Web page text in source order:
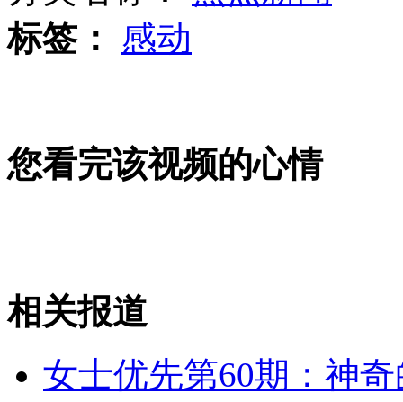
转基因食品是否安全尚无定论
山西运城恶犬咬伤多人 警民合力深夜将其击毙
标签：
感动
您看完该视频的心情
相关报道
女士优先第60期：神